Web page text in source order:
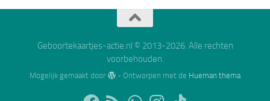
Geboortekaartjes-actie.nl © 2013-2026. Alle rechten
voorbehouden.
Mogelijk gemaakt door - Ontworpen met de Hueman thema